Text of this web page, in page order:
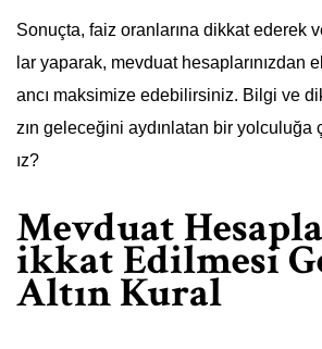
Sonuçta, faiz oranlarına dikkat ederek
lar yaparak, mevduat hesaplarınızdan
ancı maksimize edebilirsiniz. Bilgi ve
zın geleceğini aydınlatan bir yolculuğa
ız?
Mevduat
ikkat Edilmesi
Altın Kural